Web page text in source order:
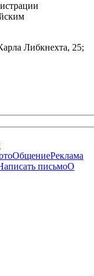
Либкнехта, 25;
ОбщениеРеклама
письмоО